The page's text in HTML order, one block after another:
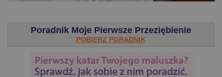
Poradnik Moje Pierwsze Przeziębienie
POBIERZ PORADNIK